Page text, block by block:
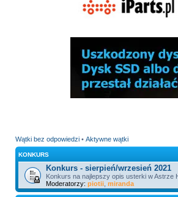
Wątki bez odpowiedzi• Aktywne wątki
KONKURS
Konkurs - sierpień/wrzesień 2021
Konkurs na najlepszy opis usterki w Astrze
Moderatorzy: piotii, miranda